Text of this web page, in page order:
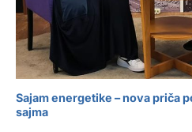
Sajam energetike – nova priča
sajma